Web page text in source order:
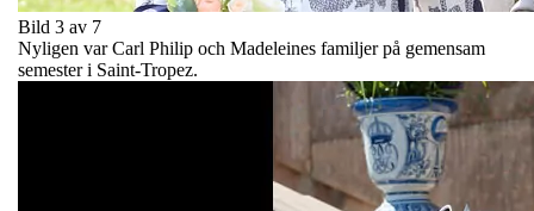
Bild 3 av 7
Nyligen var Carl Philip och Madeleines familjer på gemensam
semester i Saint-Tropez.